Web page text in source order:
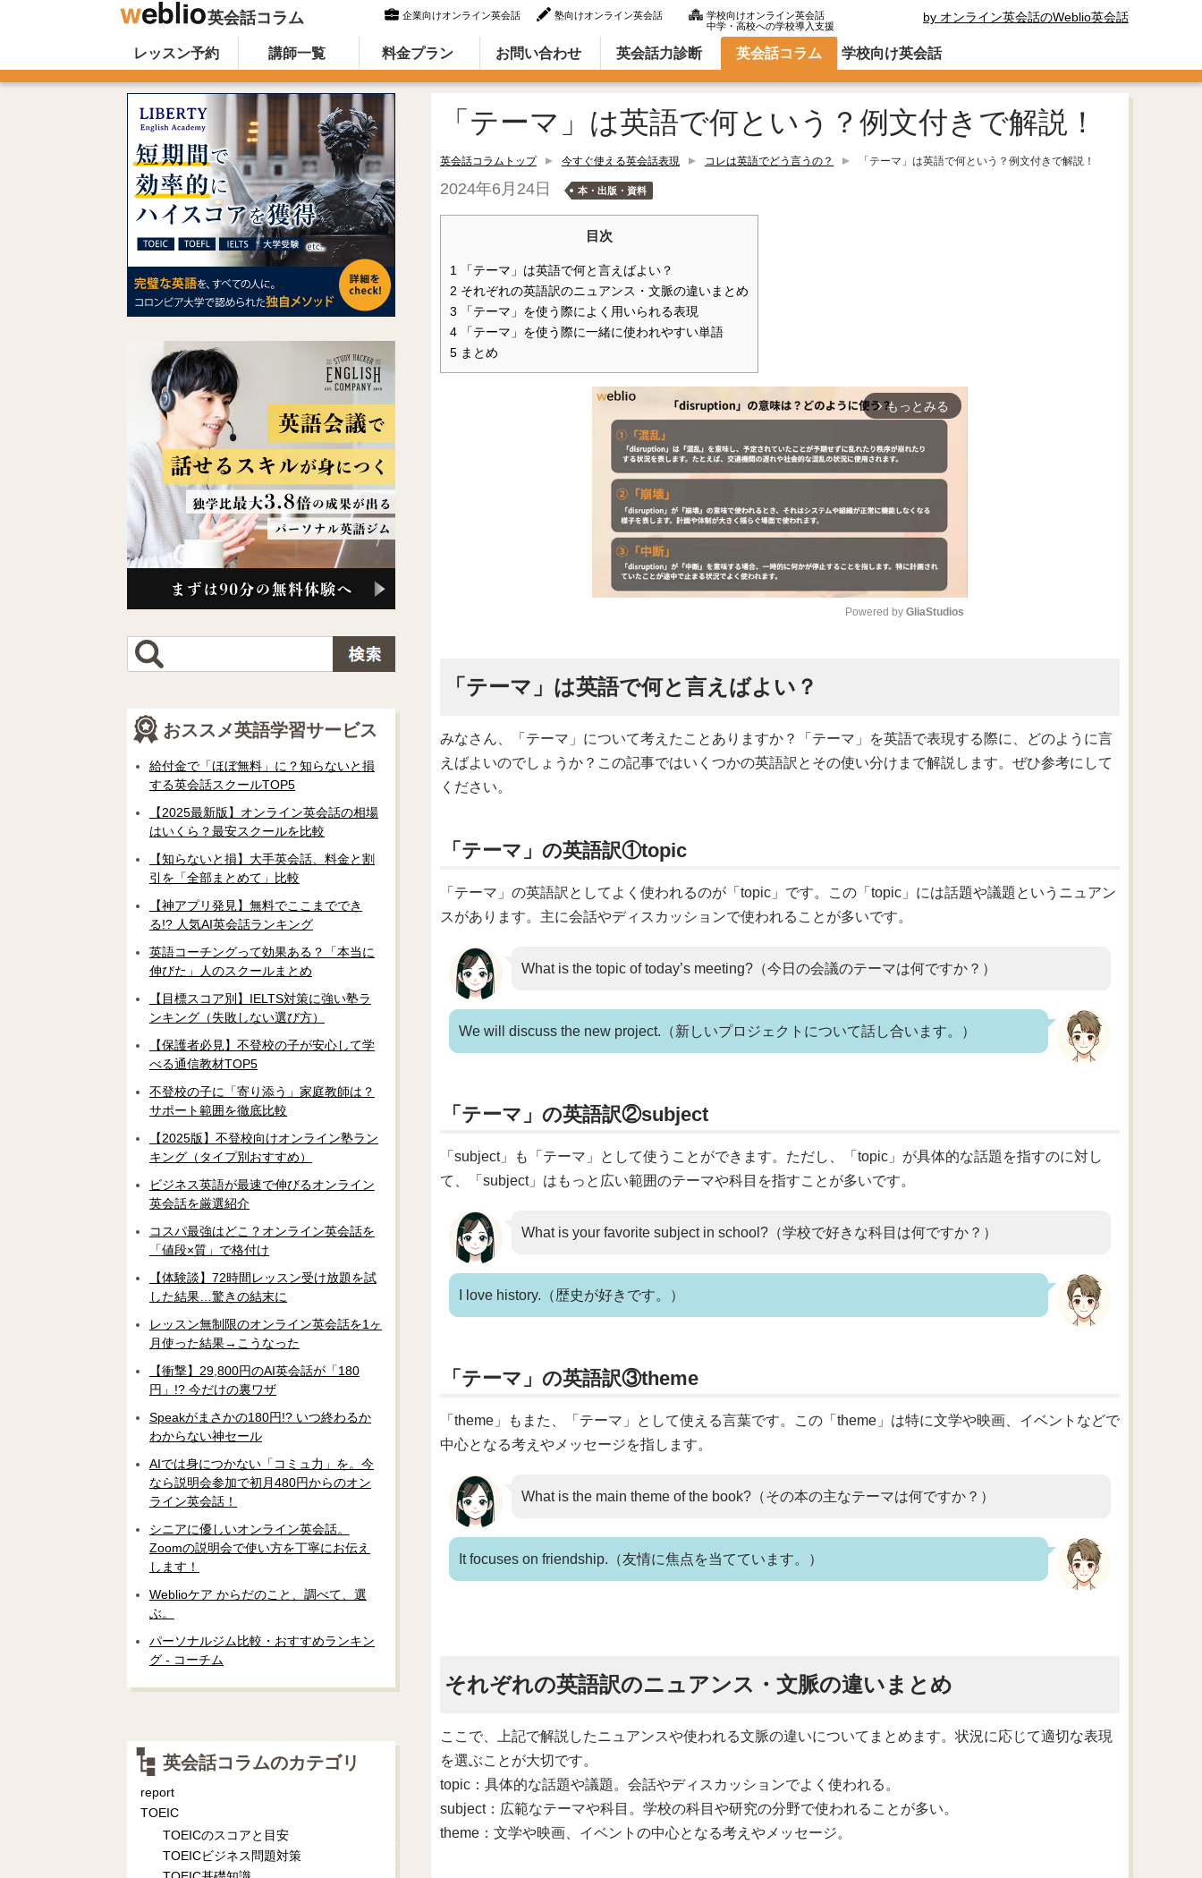
英会話コラム 企業向けオンライン英会話 塾向けオンライン英会話
学校向けオンライン英会話
中学・高校への学校導入支援
by オンライン英会話のWeblio英会話
オンライン英会話のWeblio英会話コラム（英語での言い方・英語表現）
Skip to content
レッスン予約 講師一覧 料金プラン お問い合わせ 英会話力診断 英会話コラム 学校向け英会話
「テーマ」は英語で何という？例文付きで解説！
英会話コラムトップ 今すぐ使える英会話表現 コレは英語でどう言うの？ 「テーマ」は英語で何という？例文付きで解説！
2024年6月24日 本・出版・資料
目次
1 「テーマ」は英語で何と言えばよい？
2 それぞれの英語訳のニュアンス・文脈の違いまとめ
3 「テーマ」を使う際によく用いられる表現
4 「テーマ」を使う際に一緒に使われやすい単語
5 まとめ
arrow_forward_ios もっとみる
e
Powered by GliaStudios
「テーマ」は英語で何と言えばよい？
みなさん、「テーマ」について考えたことありますか？「テーマ」を英語で表現する際に、どのように言
えばよいのでしょうか？この記事ではいくつかの英語訳とその使い分けまで解説します。ぜひ参考にして
ください。
「テーマ」の英語訳①topic
「テーマ」の英語訳としてよく使われるのが「topic」です。この「topic」には話題や議題というニュアン
スがあります。主に会話やディスカッションで使われることが多いです。
What is the topic of today’s meeting?（今日の会議のテーマは何ですか？）
We will discuss the new project.（新しいプロジェクトについて話し合います。）
「テーマ」の英語訳②subject
「subject」も「テーマ」として使うことができます。ただし、「topic」が具体的な話題を指すのに対し
て、「subject」はもっと広い範囲のテーマや科目を指すことが多いです。
What is your favorite subject in school?（学校で好きな科目は何ですか？）
I love history.（歴史が好きです。）
「テーマ」の英語訳③theme
「theme」もまた、「テーマ」として使える言葉です。この「theme」は特に文学や映画、イベントなどで
中心となる考えやメッセージを指します。
What is the main theme of the book?（その本の主なテーマは何ですか？）
It focuses on friendship.（友情に焦点を当てています。）
それぞれの英語訳のニュアンス・文脈の違いまとめ
ここで、上記で解説したニュアンスや使われる文脈の違いについてまとめます。状況に応じて適切な表現
を選ぶことが大切です。
topic：具体的な話題や議題。会話やディスカッションでよく使われる。
subject：広範なテーマや科目。学校の科目や研究の分野で使われることが多い。
theme：文学や映画、イベントの中心となる考えやメッセージ。
おススメ英語学習サービス
給付金で「ほぼ無料」に？知らないと損
する英会話スクールTOP5
【2025最新版】オンライン英会話の相場
はいくら？最安スクールを比較
【知らないと損】大手英会話、料金と割
引を「全部まとめて」比較
【神アプリ発見】無料でここまででき
る!? 人気AI英会話ランキング
英語コーチングって効果ある？「本当に
伸びた」人のスクールまとめ
【目標スコア別】IELTS対策に強い塾ラ
ンキング（失敗しない選び方）
【保護者必見】不登校の子が安心して学
べる通信教材TOP5
不登校の子に「寄り添う」家庭教師は？
サポート範囲を徹底比較
【2025版】不登校向けオンライン塾ラン
キング（タイプ別おすすめ）
ビジネス英語が最速で伸びるオンライン
英会話を厳選紹介
コスパ最強はどこ？オンライン英会話を
「値段×質」で格付け
【体験談】72時間レッスン受け放題を試
した結果…驚きの結末に
レッスン無制限のオンライン英会話を1ヶ
月使った結果→こうなった
【衝撃】29,800円のAI英会話が「180
円」!? 今だけの裏ワザ
Speakがまさかの180円!? いつ終わるか
わからない神セール
AIでは身につかない「コミュ力」を。今
なら説明会参加で初月480円からのオン
ライン英会話！
シニアに優しいオンライン英会話。
Zoomの説明会で使い方を丁寧にお伝え
します！
Weblioケア からだのこと、調べて、選
ぶ。
パーソナルジム比較・おすすめランキン
グ - コーチム
英会話コラムのカテゴリ
report
TOEIC
TOEICのスコアと目安
TOEICビジネス問題対策